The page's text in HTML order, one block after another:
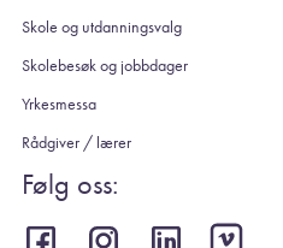
Skole og utdanningsvalg
Skolebesøk og jobbdager
Yrkesmessa
Rådgiver / lærer
Følg oss: